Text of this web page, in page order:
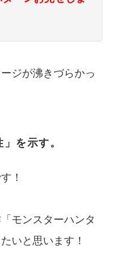
ジが沸きづらかっ
を示す。
！
モンスターハンタ
いと思います！